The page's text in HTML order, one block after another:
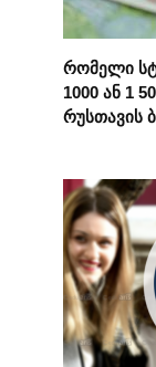
რომელი
1000 ან 1
რუსთავის